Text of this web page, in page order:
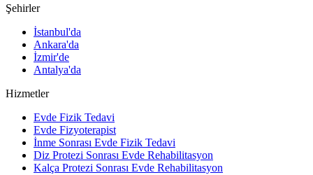
Şehirler
İstanbul'da
Ankara'da
İzmir'de
Antalya'da
Hizmetler
Evde Fizik Tedavi
Evde Fizyoterapist
İnme Sonrası Evde Fizik Tedavi
Diz Protezi Sonrası Evde Rehabilitasyon
Kalça Protezi Sonrası Evde Rehabilitasyon